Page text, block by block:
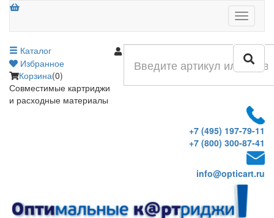
Меню
Каталог
Избранное
Корзина(0)
Совместимые картриджи
и расходные материалы
+7 (495) 197-79-11
+7 (800) 300-87-41
info@opticart.ru